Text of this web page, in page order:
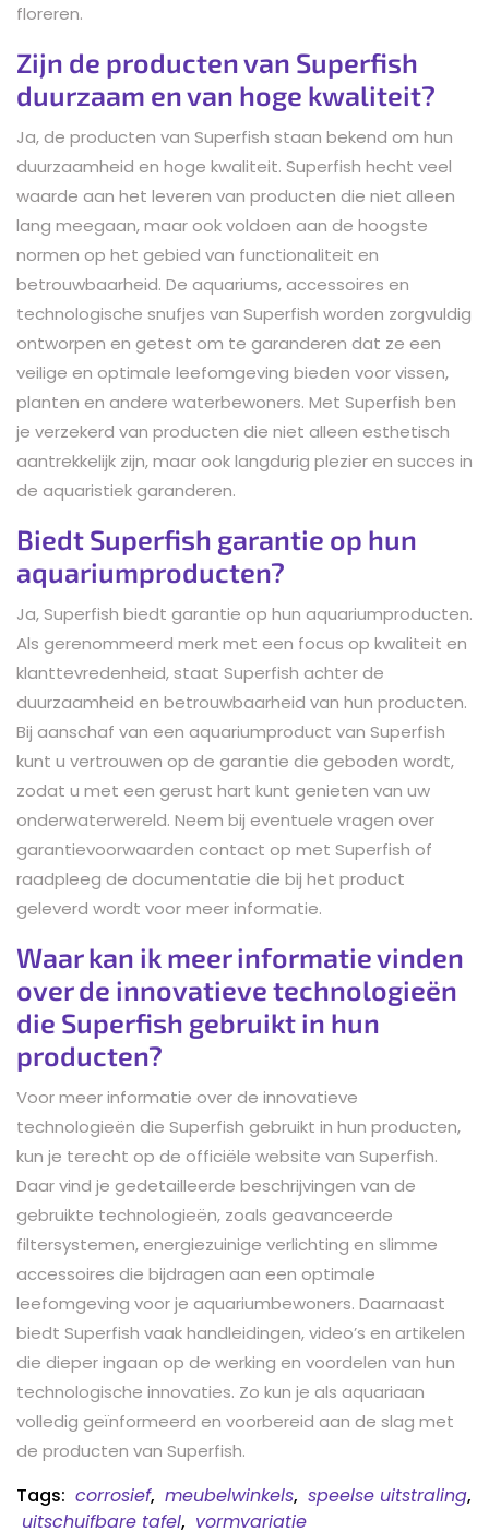
floreren.
Zijn de producten van Superfish
duurzaam en van hoge kwaliteit?
Ja, de producten van Superfish staan bekend om hun
duurzaamheid en hoge kwaliteit. Superfish hecht veel
waarde aan het leveren van producten die niet alleen
lang meegaan, maar ook voldoen aan de hoogste
normen op het gebied van functionaliteit en
betrouwbaarheid. De aquariums, accessoires en
technologische snufjes van Superfish worden zorgvuldig
ontworpen en getest om te garanderen dat ze een
veilige en optimale leefomgeving bieden voor vissen,
planten en andere waterbewoners. Met Superfish ben
je verzekerd van producten die niet alleen esthetisch
aantrekkelijk zijn, maar ook langdurig plezier en succes in
de aquaristiek garanderen.
Biedt Superfish garantie op hun
aquariumproducten?
Ja, Superfish biedt garantie op hun aquariumproducten.
Als gerenommeerd merk met een focus op kwaliteit en
klanttevredenheid, staat Superfish achter de
duurzaamheid en betrouwbaarheid van hun producten.
Bij aanschaf van een aquariumproduct van Superfish
kunt u vertrouwen op de garantie die geboden wordt,
zodat u met een gerust hart kunt genieten van uw
onderwaterwereld. Neem bij eventuele vragen over
garantievoorwaarden contact op met Superfish of
raadpleeg de documentatie die bij het product
geleverd wordt voor meer informatie.
Waar kan ik meer informatie vinden
over de innovatieve technologieën
die Superfish gebruikt in hun
producten?
Voor meer informatie over de innovatieve
technologieën die Superfish gebruikt in hun producten,
kun je terecht op de officiële website van Superfish.
Daar vind je gedetailleerde beschrijvingen van de
gebruikte technologieën, zoals geavanceerde
filtersystemen, energiezuinige verlichting en slimme
accessoires die bijdragen aan een optimale
leefomgeving voor je aquariumbewoners. Daarnaast
biedt Superfish vaak handleidingen, video’s en artikelen
die dieper ingaan op de werking en voordelen van hun
technologische innovaties. Zo kun je als aquariaan
volledig geïnformeerd en voorbereid aan de slag met
de producten van Superfish.
Tags: corrosief, meubelwinkels, speelse uitstraling,
uitschuifbare tafel, vormvariatie